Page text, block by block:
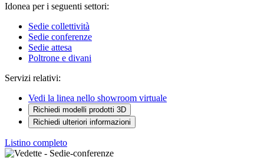
Idonea per i seguenti settori:
Sedie collettività
Sedie conferenze
Sedie attesa
Poltrone e divani
Servizi relativi:
Vedi la linea nello showroom virtuale
Richiedi modelli prodotti 3D
Richiedi ulteriori informazioni
Listino completo